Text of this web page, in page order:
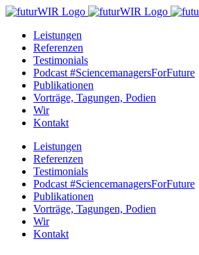
Zum
springenLeistungen
Referenzen
Testimonials
Podcast #SciencemanagersForFuture
Publikationen
Vorträge, Tagungen, Podien
Wir
Kontakt
Leistungen
Referenzen
Testimonials
Podcast #SciencemanagersForFuture
Publikationen
Vorträge, Tagungen, Podien
Wir
Kontakt